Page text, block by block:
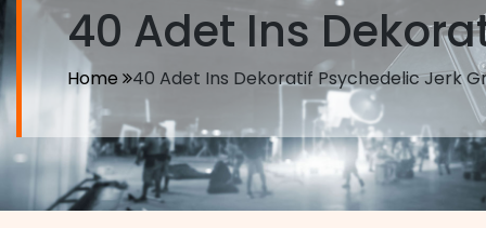
40 Adet Ins
Home 40 Adet Ins Dekoratif Psychedelic Jerk